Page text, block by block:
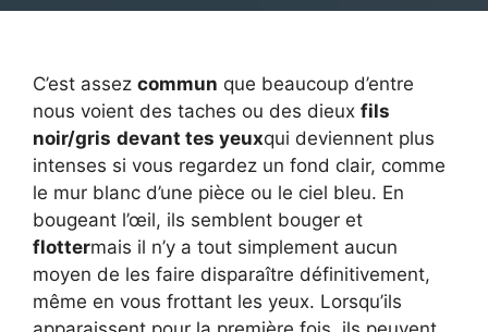
C’est assez commun que beaucoup d’entre
nous voient des taches ou des dieux fils
noir/gris devant tes yeuxqui deviennent plus
intenses si vous regardez un fond clair, comme
le mur blanc d’une pièce ou le ciel bleu. En
bougeant l’œil, ils semblent bouger et
flottermais il n’y a tout simplement aucun
moyen de les faire disparaître définitivement,
même en vous frottant les yeux. Lorsqu’ils